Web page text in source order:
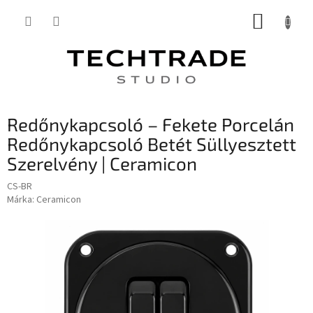
KOSÁR
Redőnykapcsoló – Fekete Porcelán
Redőnykapcsoló Betét Süllyesztett
Szerelvény | Ceramicon
CS-BR
Márka: Ceramicon